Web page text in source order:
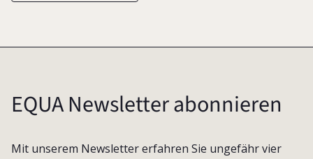
EQUA Newsletter abonnieren
Mit unserem Newsletter erfahren Sie ungefähr vier